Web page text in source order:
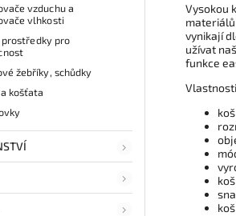
vzduchu a
vlhkosti
prostředky pro
žebříky, schůdky
košťata
Vysokou
vynikají
užívat
funkce